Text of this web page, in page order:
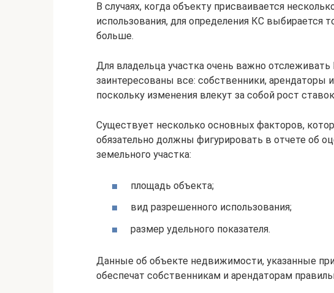
В случаях, когда объекту присваивается
использования, для определения КС выбирается
больше.
Для владельца участка очень важно
заинтересованы все: собственники, арендаторы
поскольку изменения влекут за собой рост
Существует несколько основных факторов,
обязательно должны фигурировать в отчете об
земельного участка:
площадь объекта;
вид разрешенного использования;
размер удельного показателя.
Данные об объекте недвижимости, указанные
обеспечат собственникам и арендаторам